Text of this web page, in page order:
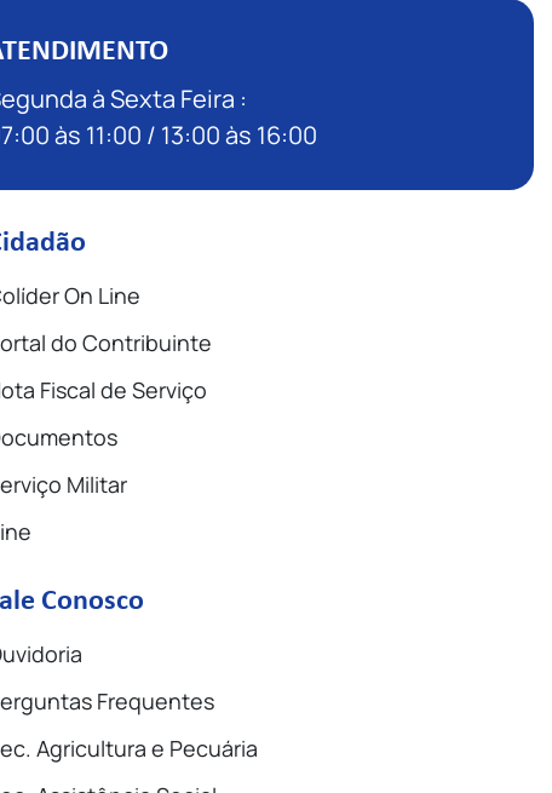
à Sexta Feira :
às 11:00 / 13:00 às 16:00
On Line
do Contribuinte
Fiscal de Serviço
Militar
Conosco
Frequentes
Agricultura e Pecuária